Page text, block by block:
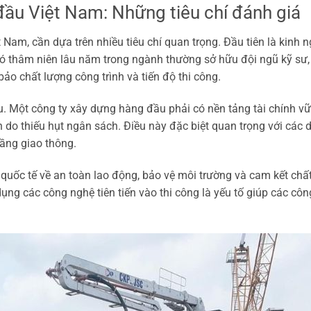
Việt Nam: Những tiêu chí đánh giá
cần dựa trên nhiều tiêu chí quan trọng. Đầu tiên là kinh
thâm niên lâu năm trong ngành thường sở hữu đội ngũ kỹ
chất lượng công trình và tiến độ thi công.
Một công ty xây dựng hàng đầu phải có nền tảng tài chính
thiếu hụt ngân sách. Điều này đặc biệt quan trọng với các
giao thông.
tế về an toàn lao động, bảo vệ môi trường và cam kết
các công nghệ tiên tiến vào thi công là yếu tố giúp các